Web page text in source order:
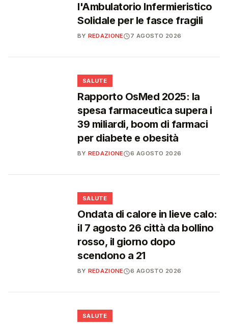
l'Ambulatorio Infermieristico
Solidale per le fasce fragili
BY REDAZIONE 7 AGOSTO 2026
SALUTE
Rapporto OsMed 2025: la
spesa farmaceutica supera i
39 miliardi, boom di farmaci
per diabete e obesità
BY REDAZIONE 6 AGOSTO 2026
SALUTE
Ondata di calore in lieve calo:
il 7 agosto 26 città da bollino
rosso, il giorno dopo
scendono a 21
BY REDAZIONE 6 AGOSTO 2026
SALUTE